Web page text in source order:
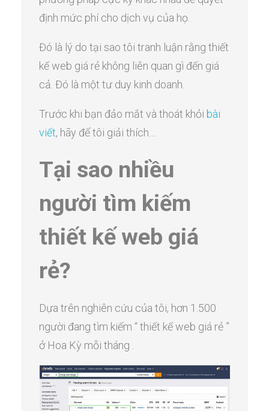
định mức phí cho dịch vụ của họ.
Đó là lý do tại sao tôi tranh luận rằng thiết
kế web giá rẻ không liên quan gì đến giá
cả. Đó là một tư duy kinh doanh.
Trước khi bạn đảo mắt và thoát khỏi bài
viết, hãy để tôi giải thích…
Tại sao nhiều
người tìm kiếm
thiết kế web giá
rẻ?
Dựa trên nghiên cứu của tôi, hơn 1.500
người đang tìm kiếm “ thiết kế web giá rẻ ”
ở Hoa Kỳ mỗi tháng .